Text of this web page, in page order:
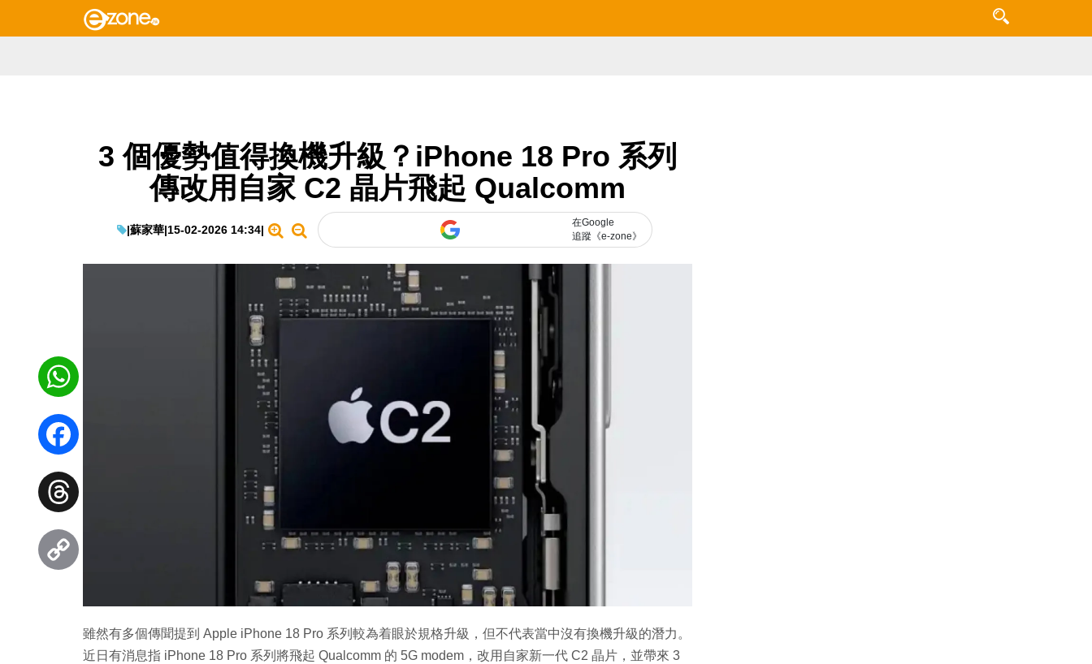
3 個優勢值得換機升級？iPhone 18 Pro 系列
傳改用自家 C2 晶片飛起 Qualcomm
|蘇家華|15-02-2026 14:34|
在Google
追蹤《e-zone》
雖然有多個傳聞提到 Apple iPhone 18 Pro 系列較為着眼於規格升級，但不代表當中沒有換機升級的潛力。
近日有消息指 iPhone 18 Pro 系列將飛起 Qualcomm 的 5G modem，改用自家新一代 C2 晶片，並帶來 3
WhatsApp
Facebook
Threads